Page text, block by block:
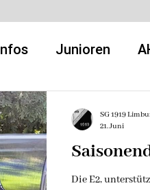
Junioren
Die E2,
SG 1919
21. Juni